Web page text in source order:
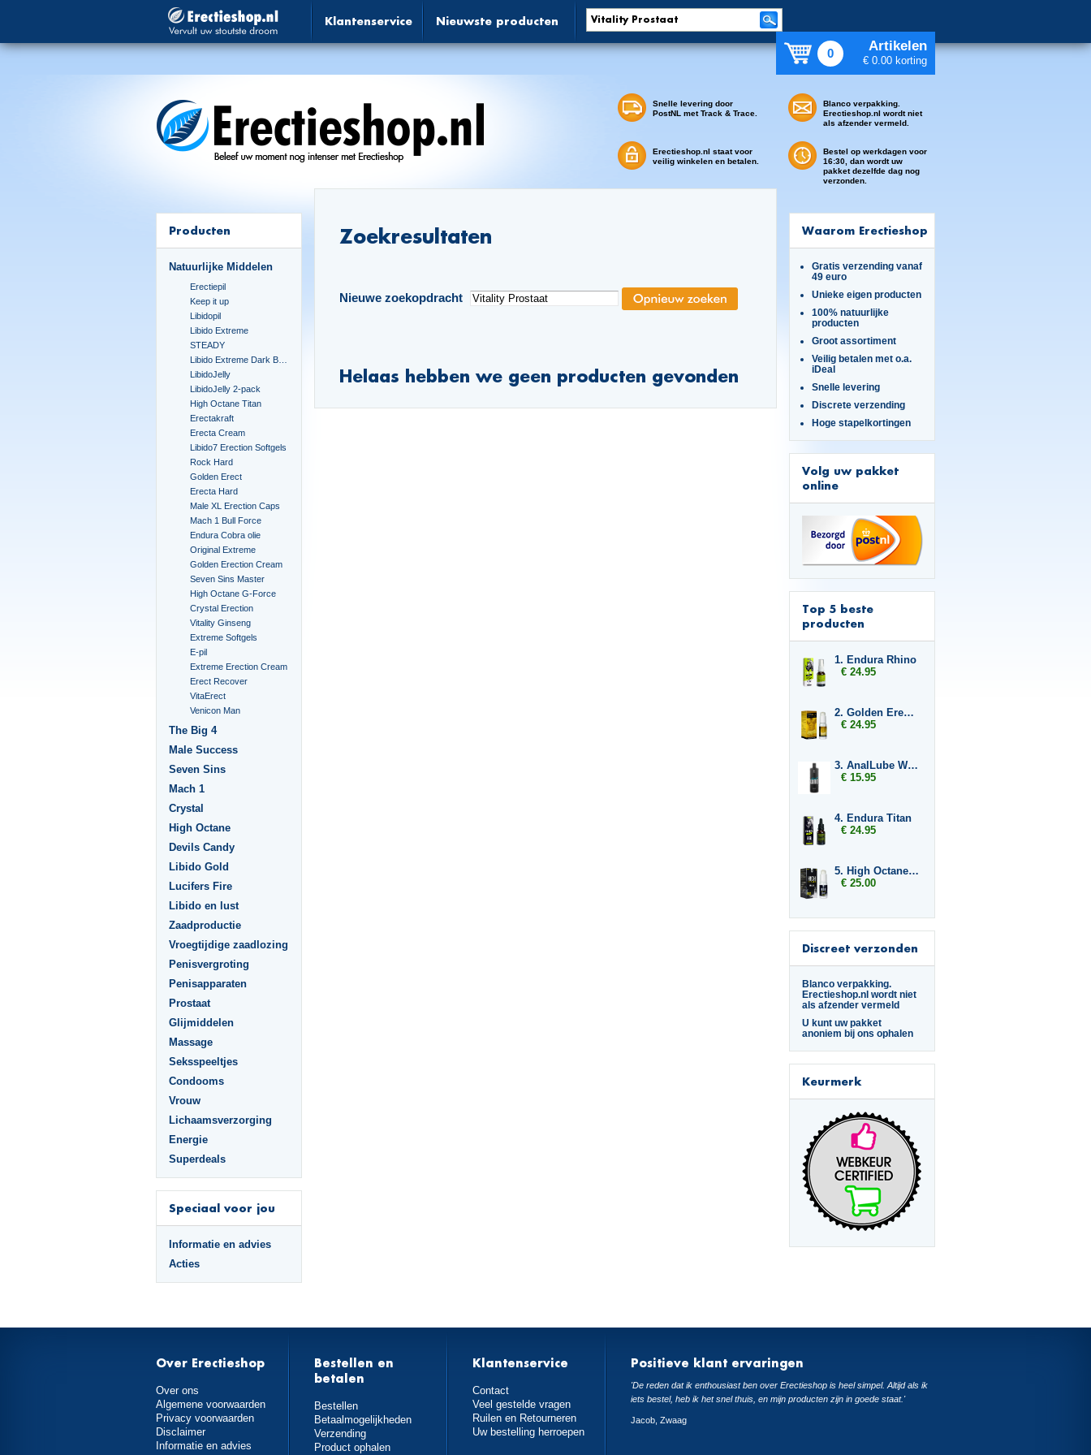
Klantenservice Nieuwste producten
0 Artikelen
€ 0.00 korting
Snelle levering door
PostNL met Track & Trace.
Erectieshop.nl staat voor
veilig winkelen en betalen.
Blanco verpakking.
Erectieshop.nl wordt niet
als afzender vermeld.
Bestel op werkdagen voor
16:30, dan wordt uw
pakket dezelfde dag nog
verzonden.
Producten
Natuurlijke Middelen
Erectiepil
Keep it up
Libidopil
Libido Extreme
STEADY
LibidoJelly
LibidoJelly 2-pack
High Octane Titan
Erectakraft
Erecta Cream
Libido7 Erection Softgels
Rock Hard
Golden Erect
Erecta Hard
Male XL Erection Caps
Mach 1 Bull Force
Endura Cobra olie
Original Extreme
Golden Erection Cream
Seven Sins Master
High Octane G-Force
Crystal Erection
Vitality Ginseng
Extreme Softgels
E-pil
Extreme Erection Cream
Erect Recover
VitaErect
Venicon Man
The Big 4
Male Success
Seven Sins
Mach 1
Crystal
High Octane
Devils Candy
Libido Gold
Lucifers Fire
Libido en lust
Zaadproductie
Vroegtijdige zaadlozing
Penisvergroting
Penisapparaten
Prostaat
Glijmiddelen
Massage
Seksspeeltjes
Condooms
Vrouw
Lichaamsverzorging
Energie
Superdeals
Speciaal voor jou
Informatie en advies
Acties
Zoekresultaten
Nieuwe zoekopdracht
Helaas hebben we geen producten gevonden
Waarom Erectieshop
Gratis verzending vanaf
49 euro
Unieke eigen producten
100% natuurlijke
producten
Groot assortiment
Veilig betalen met o.a.
iDeal
Snelle levering
Discrete verzending
Hoge stapelkortingen
Volg uw pakket
online
Top 5 beste
producten
1. Endura Rhino
€ 24.95
2. Golden Erection Cream
€ 24.95
3. AnalLube Water Based 500ml
€ 15.95
4. Endura Titan
€ 24.95
5. High Octane G-Force
€ 25.00
Discreet verzonden
Blanco verpakking.
Erectieshop.nl wordt niet
als afzender vermeld
U kunt uw pakket
anoniem bij ons ophalen
Keurmerk
Over Erectieshop
Over ons
Algemene voorwaarden
Privacy voorwaarden
Disclaimer
Informatie en advies
Bestellen en
betalen
Bestellen
Betaalmogelijkheden
Verzending
Product ophalen
Klantenservice
Contact
Veel gestelde vragen
Ruilen en Retourneren
Uw bestelling herroepen
Positieve klant ervaringen
'De reden dat ik enthousiast ben over Erectieshop is heel simpel. Altijd als ik
iets bestel, heb ik het snel thuis, en mijn producten zijn in goede staat.'
Jacob, Zwaag